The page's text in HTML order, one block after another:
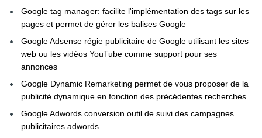
Google tag manager: facilite l'implémentation des tags sur les
pages et permet de gérer les balises Google
Google Adsense régie publicitaire de Google utilisant les sites
web ou les vidéos YouTube comme support pour ses
annonces
Google Dynamic Remarketing permet de vous proposer de la
publicité dynamique en fonction des précédentes recherches
Google Adwords conversion outil de suivi des campagnes
publicitaires adwords